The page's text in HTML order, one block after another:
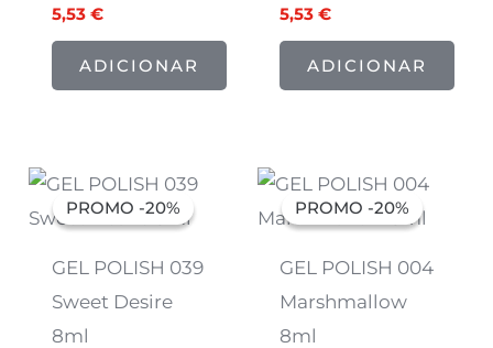
5,53 €
ADICIONAR
5,53€
ADICIONAR
PROMO -20%
PROMO -20%
GEL POLISH 039
Sweet Desire
8ml
O
preço
original
6,91 €.
O
preço
atual
5,53 €.
PROMO -20%
PROMO -20%
GEL POLISH 004
Marshmallow
8ml
O
preço
original
6,91 €.
O
preço
atual
5,53 €.